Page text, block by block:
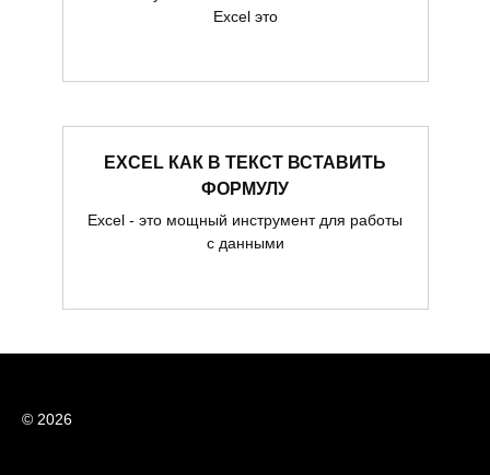
Excel это
EXCEL КАК В ТЕКСТ ВСТАВИТЬ
ФОРМУЛУ
Excel - это мощный инструмент для работы
с данными
© 2026